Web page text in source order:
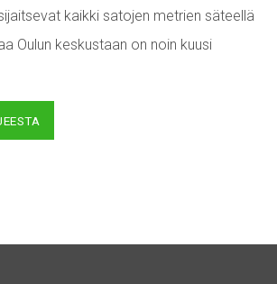
kaikki satojen metrien säteellä
Oulun keskustaan on noin kuusi